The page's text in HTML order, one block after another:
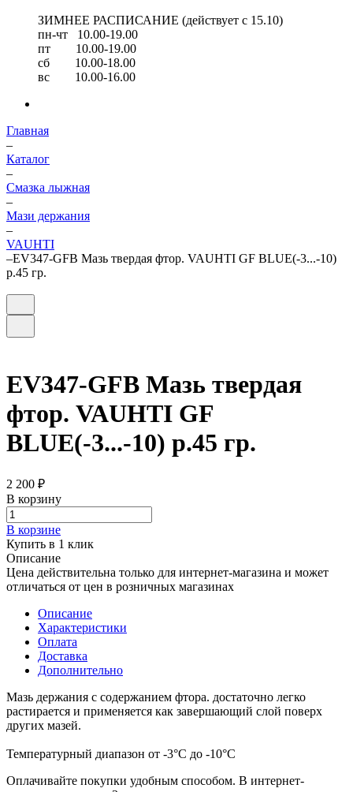
ЗИМНЕЕ РАСПИСАНИЕ (действует с 15.10)
пн-чт 10.00-19.00
пт 10.00-19.00
сб 10.00-18.00
вс 10.00-16.00
Главная
–
Каталог
–
Смазка лыжная
–
Мази держания
–
VAUHTI
–EV347-GFB Мазь твердая фтор. VAUHTI GF BLUE(-3...-10)
р.45 гр.
EV347-GFB Мазь твердая
фтор. VAUHTI GF
BLUE(-3...-10) р.45 гр.
2 200 ₽
В корзину
В корзине
Купить в 1 клик
Описание
Цена действительна только для интернет-магазина и может
отличаться от цен в розничных магазинах
Описание
Характеристики
Оплата
Доставка
Дополнительно
Мазь держания с содержанием фтора. достаточно легко
растирается и применяется как завершающий слой поверх
других мазей.
Температурный диапазон от -3°С до -10°С
Оплачивайте покупки удобным способом. В интернет-